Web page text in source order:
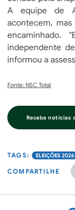
A equipe de
acontecem,
encaminhado.
independente
informou a
Fonte: NSC Total
Receba notícias
ELEIÇÕES 2026
COMPARTILHE